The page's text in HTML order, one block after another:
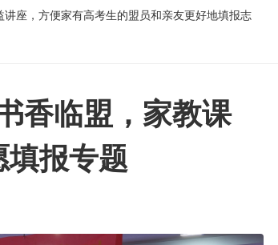
座，方便家有高考生的盟员和亲友更好地填报志
香临盟，家教课
填报专题